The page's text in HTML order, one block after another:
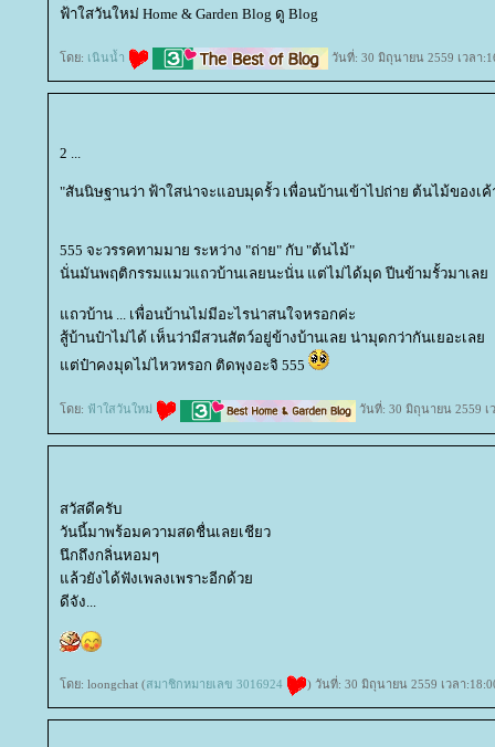
ฟ้าใสวันใหม่ Home & Garden Blog ดู Blog
ดย: เนินน้ำ วันที่: 30 มิถุนายน 2559 เวลา
2 ...
"สันนิษฐานว่า ฟ้าใสน่าจะแอบมุดรั้ว เพื่อนบ้านเข้าไปถ่าย ต้นไม้ของเค้
555 จะวรรคทามมาย ระหว่าง "ถ่าย" กับ "ต้นไม้"
นั่นมันพฤติกรรมแมวแถวบ้านเลยนะนั่น แต่ไม่ได้มุด ปีนข้ามรั้วมาเล
ถวบ้าน ... เพื่อนบ้านไม่มีอะไรน่าสนใจหรอกค่ะ
สู้บ้านป๋าไม่ได้ เห็นว่ามีสวนสัตว์อยู่ข้างบ้านเลย น่ามุดกว่ากันเยอะเล
ต่ป๋าคงมุดไม่ไหวหรอก ติดพุงอะจิ 555
ดย: ฟ้าใสวันใหม่ วันที่: 30 มิถุนายน 2559 เ
สวัสดีครับ
วันนี้มาพร้อมความสดชื่นเลยเชียว
นึกถึงกลิ่นหอมๆ
ล้วยังได้ฟังเพลงเพราะอีกด้ว
ดีจัง...
ดย: loongchat (สมาชิกหมายเลข 3016924 ) วันที่: 30 มิถุนายน 2559 เวลา